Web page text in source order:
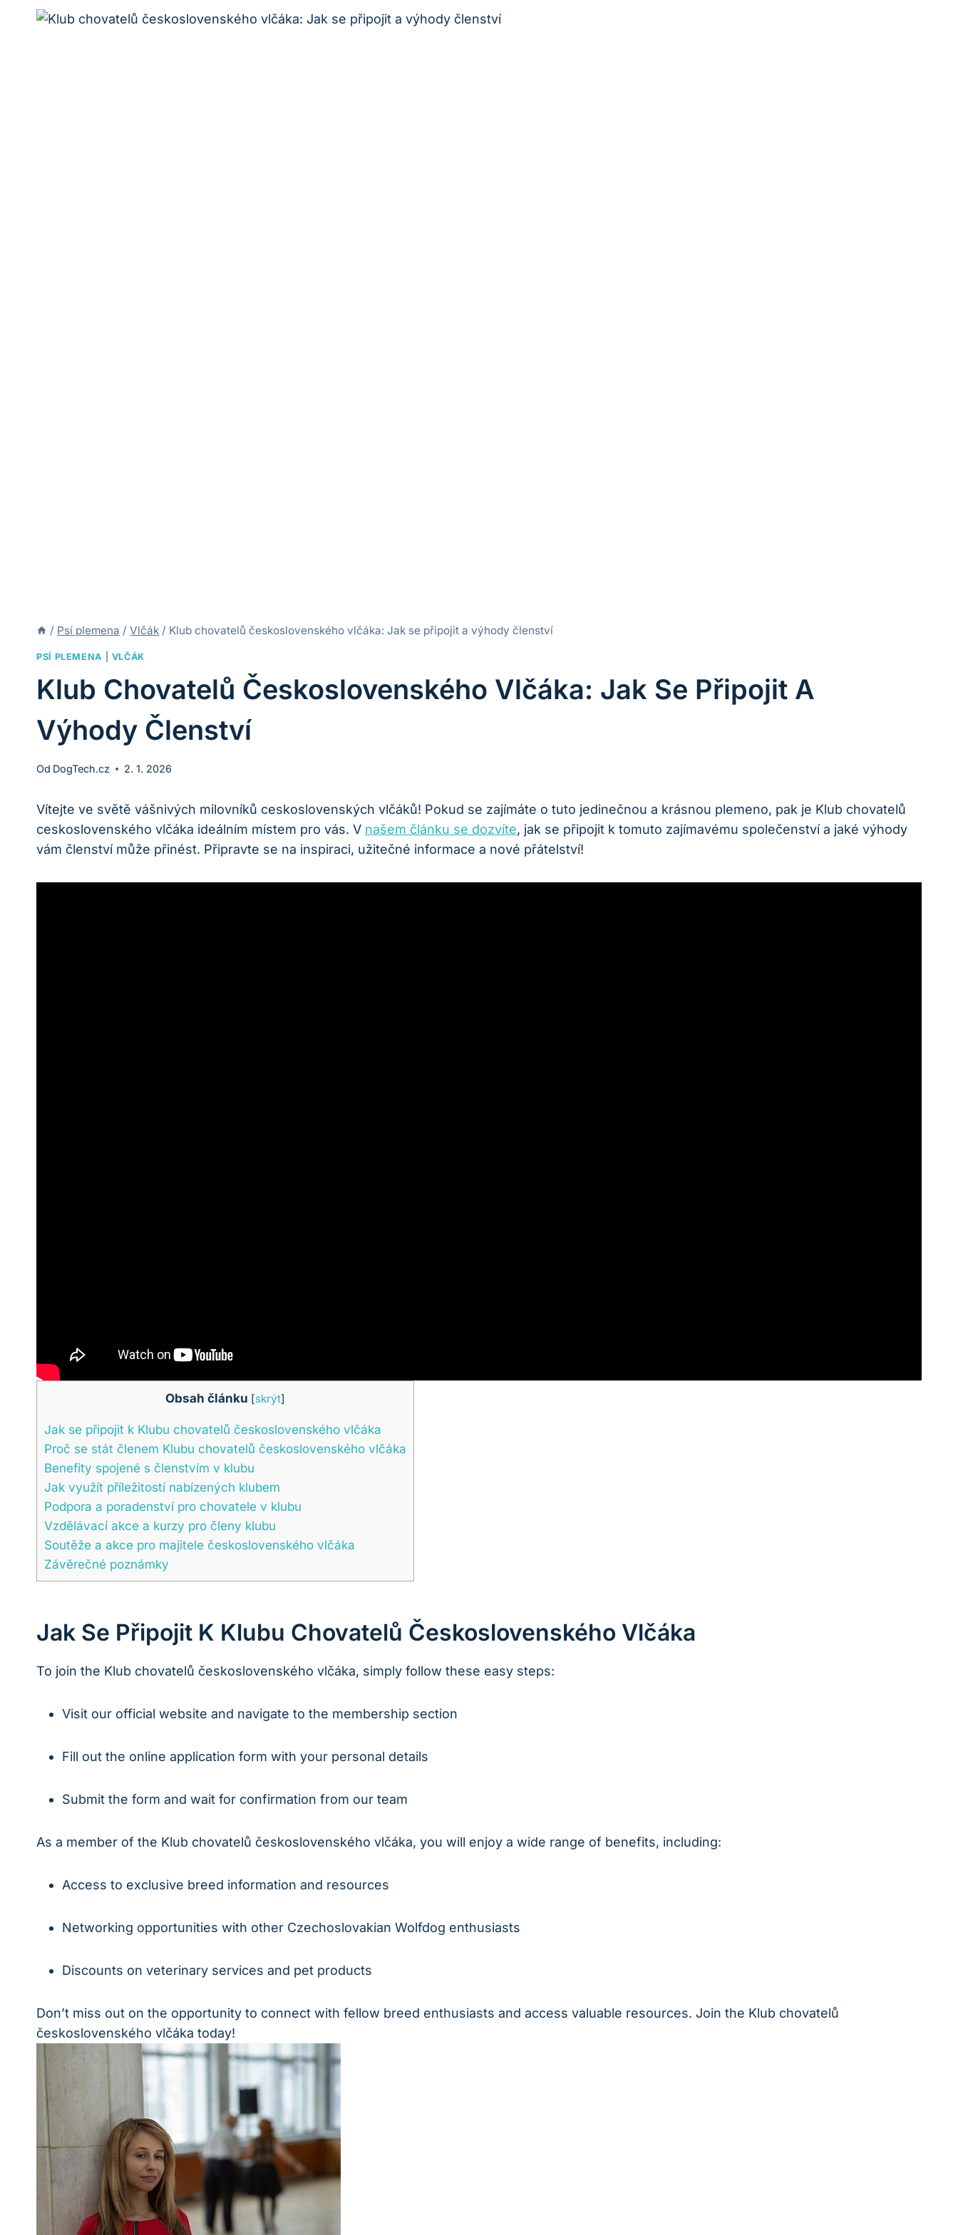
/ Psí plemena / Vlčák / Klub chovatelů československého vlčáka: Jak se připojit a výhody členství
PSÍ PLEMENA VLČÁK
Klub Chovatelů Československého Vlčáka: Jak Se Připojit A
Výhody Členství
Od DogTech.cz 2. 1. 2026
Vítejte ve světě vášnivých milovníků ceskoslovenských vlčáků! Pokud se zajímáte o tuto jedinečnou a krásnou plemeno, pak je Klub chovatelů
ceskoslovenského vlčáka ideálním místem pro vás. V našem článku se dozvíte, jak se připojit k tomuto zajímavému společenství a jaké výhody
vám členství může přinést. Připravte se na inspiraci, užitečné informace a nové přátelství!
Obsah článku [skrýt]
Jak se připojit k Klubu chovatelů československého vlčáka
Proč se stát členem Klubu chovatelů československého vlčáka
Benefity spojené s členstvím v klubu
Jak využít příležitostí nabízených klubem
Podpora a poradenství pro chovatele v klubu
Vzdělávací akce a kurzy pro členy klubu
Soutěže a akce pro majitele československého vlčáka
Závěrečné poznámky
Jak Se Připojit K Klubu Chovatelů Československého Vlčáka
To join the Klub chovatelů československého vlčáka, simply follow these easy steps:
Visit our official website and navigate to the membership section
Fill out the online application form with your personal details
Submit the form and wait for confirmation from our team
As a member of the Klub chovatelů československého vlčáka, you will enjoy a wide range of benefits, including:
Access to exclusive breed information and resources
Networking opportunities with other Czechoslovakian Wolfdog enthusiasts
Discounts on veterinary services and pet products
Don’t miss out on the opportunity to connect with fellow breed enthusiasts and access valuable resources. Join the Klub chovatelů
československého vlčáka today!